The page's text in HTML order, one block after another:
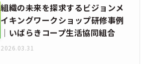
組織の未来を探求するビジョンメ
イキングワークショップ研修事例
│いばらきコープ生活協同組合
2026.03.31